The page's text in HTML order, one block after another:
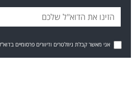
אני מאשר קבלת ניוזלטרים ודיוורים פרסומיים